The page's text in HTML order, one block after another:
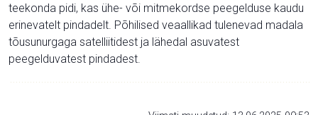
teekonda pidi, kas ühe- või mitmekordse peegelduse kaudu
erinevatelt pindadelt. Põhilised veaallikad tulenevad madala
tõusunurgaga satelliitidest ja lähedal asuvatest
peegelduvatest pindadest.